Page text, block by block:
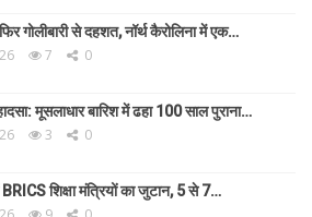
गोलीबारी से दहशत, नॉर्थ कैरोलिना में एक…
7 0
मूसलाधार बारिश में ढहा 100 साल पुराना…
3 0
शिक्षा मंत्रियों का जुटान, 5 से 7…